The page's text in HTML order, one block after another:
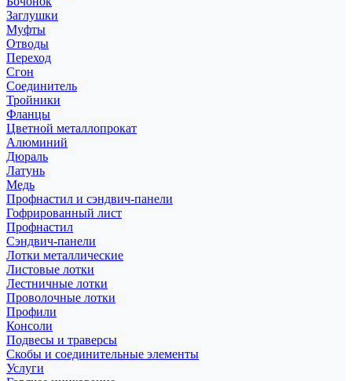
Заглушки
Муфты
Отводы
Переход
Сгон
Соединитель
Тройники
Фланцы
Цветной металлопрокат
Алюминий
Дюраль
Латунь
Медь
Профнастил и сэндвич-панели
Гофрированный лист
Профнастил
Сэндвич-панели
Лотки металлические
Листовые лотки
Лестничные лотки
Проволочные лотки
Профили
Консоли
Подвесы и траверсы
Скобы и соединительные элементы
Услуги